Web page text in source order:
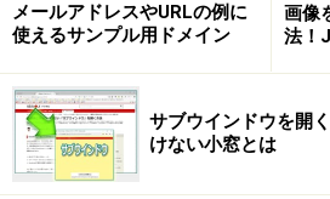
メールアドレスやURLの例に
使えるサンプル用ドメイン
画像
法！
サブウインドウを開
けない小窓とは